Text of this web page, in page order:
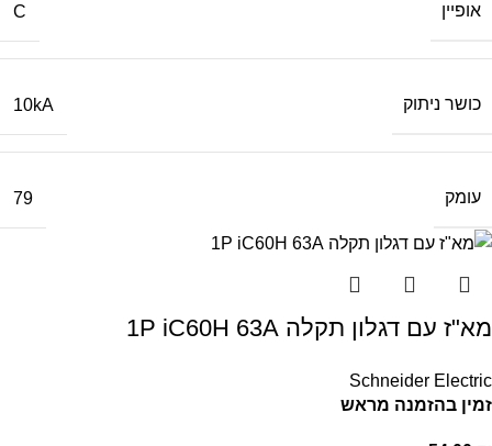
אופיין C
כושר ניתוק 10kA
עומק 79
מא"ז עם דגלון תקלה 1P iC60H 63A
Schneider Electric
זמין בהזמנה מראש